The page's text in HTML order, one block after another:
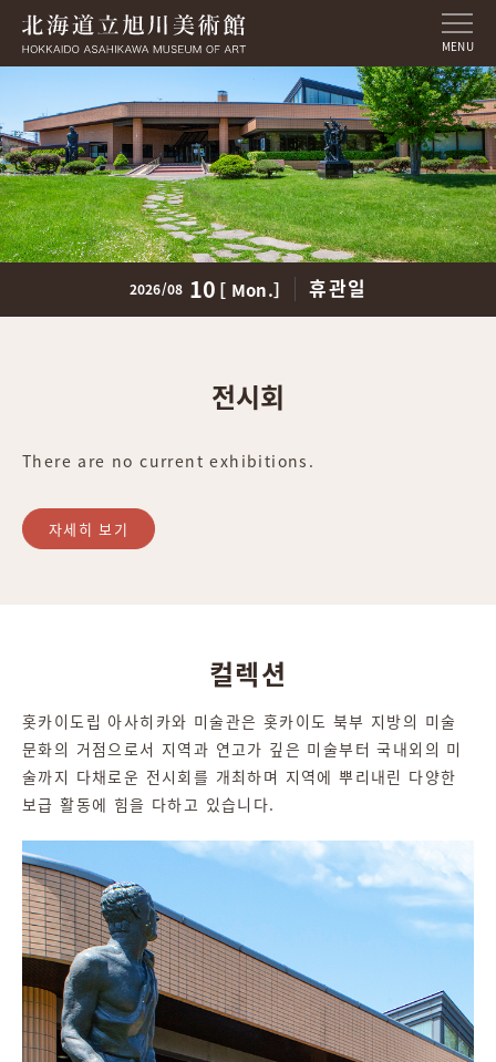
MENU
2026/08 10［ Mon.］ 휴관일
전시회
There are no current exhibitions.
자세히 보기
컬렉션
홋카이도립 아사히카와 미술관은 홋카이도 북부 지방의 미술
문화의 거점으로서 지역과 연고가 깊은 미술부터 국내외의 미
술까지 다채로운 전시회를 개최하며 지역에 뿌리내린 다양한
보급 활동에 힘을 다하고 있습니다.